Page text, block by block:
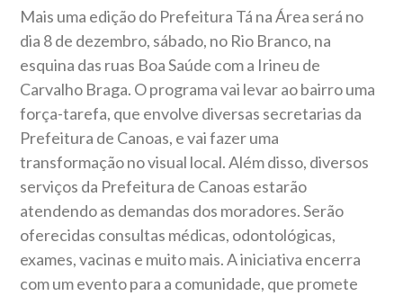
Mais uma edição do Prefeitura Tá na Área será no
dia 8 de dezembro, sábado, no Rio Branco, na
esquina das ruas Boa Saúde com a Irineu de
Carvalho Braga. O programa vai levar ao bairro uma
força-tarefa, que envolve diversas secretarias da
Prefeitura de Canoas, e vai fazer uma
transformação no visual local. Além disso, diversos
serviços da Prefeitura de Canoas estarão
atendendo as demandas dos moradores. Serão
oferecidas consultas médicas, odontológicas,
exames, vacinas e muito mais. A iniciativa encerra
com um evento para a comunidade, que promete